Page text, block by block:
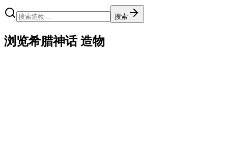
搜索
浏览希腊神话 造物